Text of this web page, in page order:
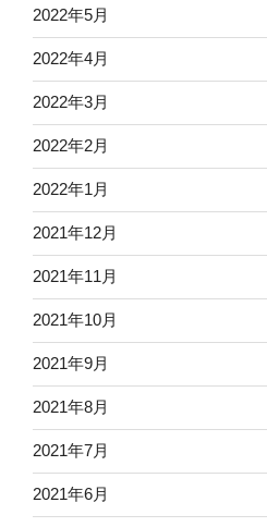
2022年5月
2022年4月
2022年3月
2022年2月
2022年1月
2021年12月
2021年11月
2021年10月
2021年9月
2021年8月
2021年7月
2021年6月